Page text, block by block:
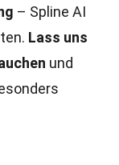
– Spline AI
Lass uns
und